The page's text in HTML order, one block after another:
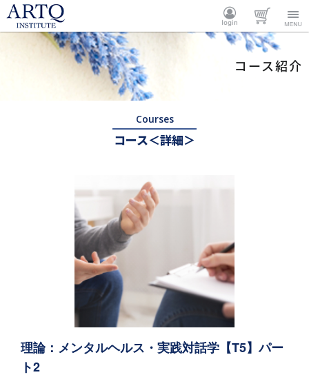
ARTQ
INSTITUTE
Menu
カート
ログイ
コース紹介
Courses
コース＜詳細＞
理論：メンタルヘルス・実践対話学【T5】パー
ト2